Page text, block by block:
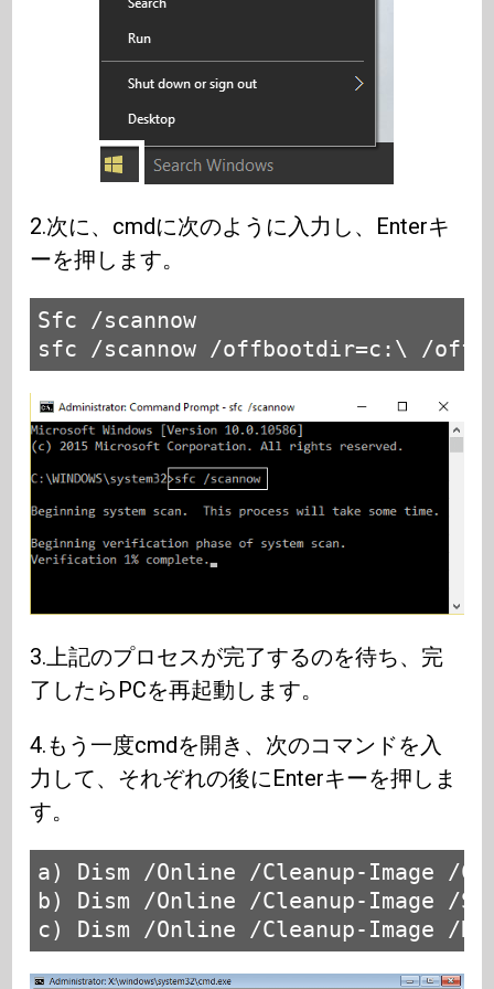
2.次に、cmdに次のように入力し、Enterキ
ーを押します。
Sfc /scannow
sfc /scannow /offbootdir=c:\ /
3.上記のプロセスが完了するのを待ち、完
了したらPCを再起動します。
4.もう一度cmdを開き、次のコマンドを入
力して、それぞれの後にEnterキーを押しま
す。
a) Dism /Online /Cleanup-Image /
b) Dism /Online /Cleanup-Image /
c) Dism /Online /Cleanup-Image /